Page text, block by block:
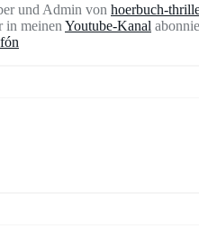
und Admin von hoerbuch-
in meinen Youtube-Kanal